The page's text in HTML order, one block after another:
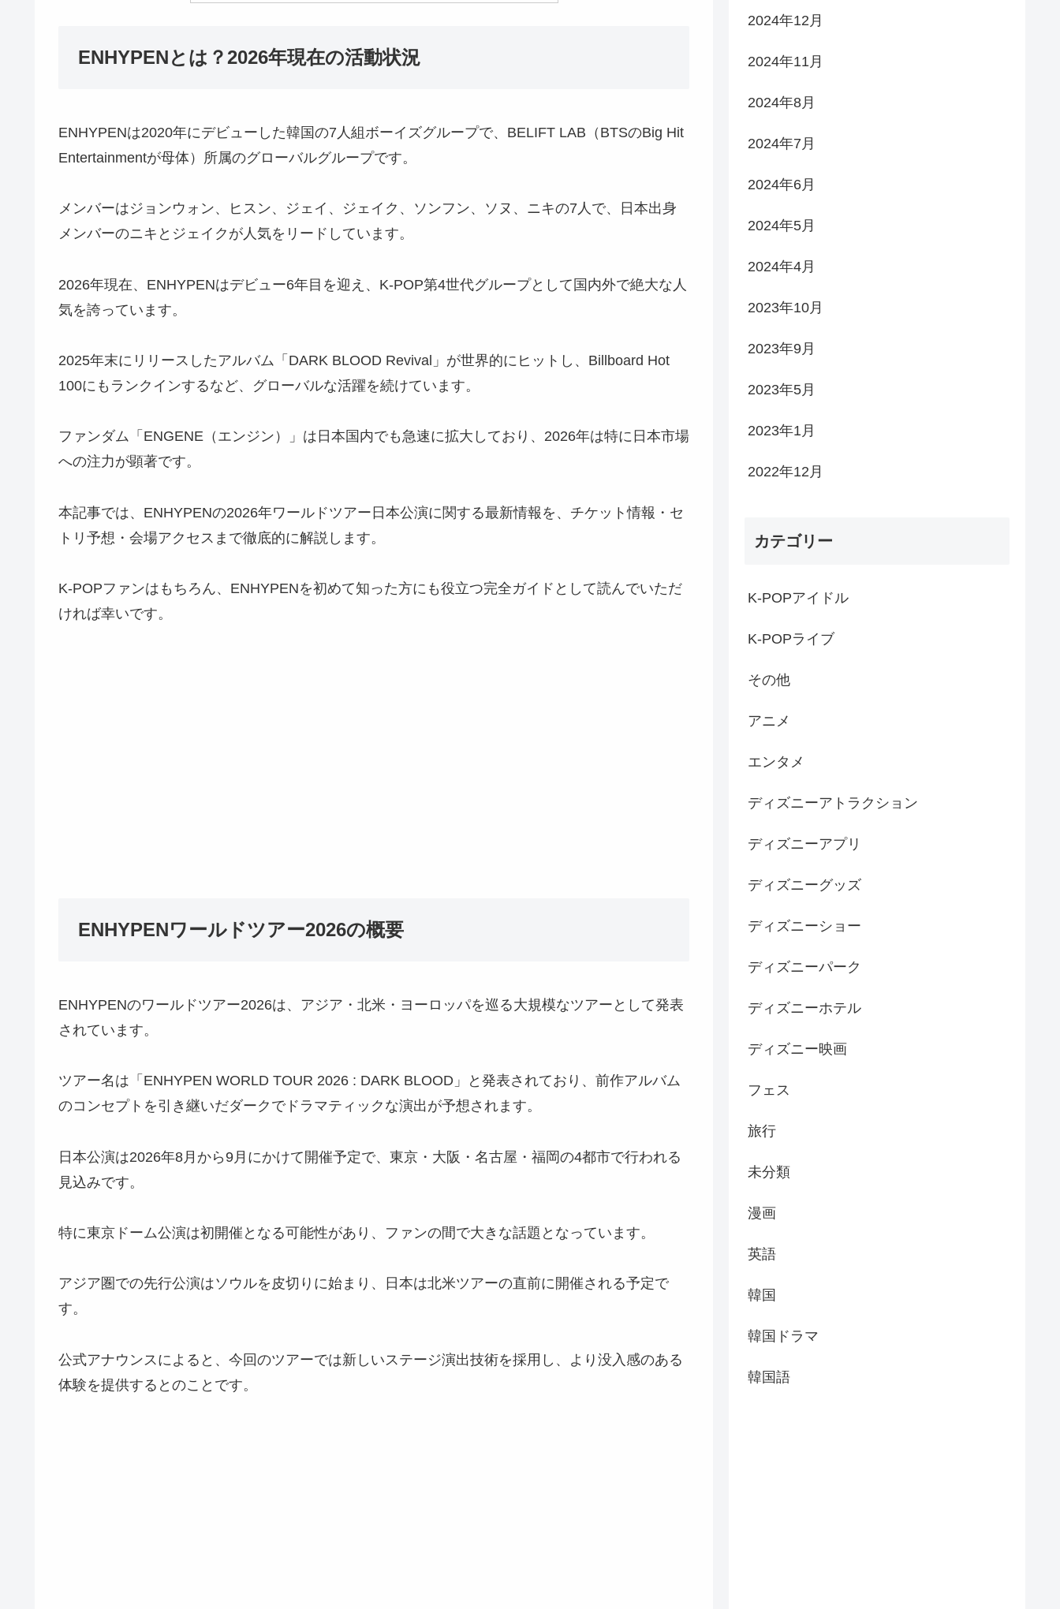
ENHYPENとは？2026年現在の活動状況
ENHYPENは2020年にデビューした韓国の7人組ボーイズグループで、BELIFT LAB（BTSのBig Hit
Entertainmentが母体）所属のグローバルグループです。
メンバーはジョンウォン、ヒスン、ジェイ、ジェイク、ソンフン、ソヌ、ニキの7人で、日本出身
メンバーのニキとジェイクが人気をリードしています。
2026年現在、ENHYPENはデビュー6年目を迎え、K-POP第4世代グループとして国内外で絶大な人
気を誇っています。
2025年末にリリースしたアルバム「DARK BLOOD Revival」が世界的にヒットし、Billboard Hot
100にもランクインするなど、グローバルな活躍を続けています。
ファンダム「ENGENE（エンジン）」は日本国内でも急速に拡大しており、2026年は特に日本市場
への注力が顕著です。
本記事では、ENHYPENの2026年ワールドツアー日本公演に関する最新情報を、チケット情報・セ
トリ予想・会場アクセスまで徹底的に解説します。
K-POPファンはもちろん、ENHYPENを初めて知った方にも役立つ完全ガイドとして読んでいただ
ければ幸いです。
ENHYPENワールドツアー2026の概要
ENHYPENのワールドツアー2026は、アジア・北米・ヨーロッパを巡る大規模なツアーとして発表
されています。
ツアー名は「ENHYPEN WORLD TOUR 2026 : DARK BLOOD」と発表されており、前作アルバム
のコンセプトを引き継いだダークでドラマティックな演出が予想されます。
日本公演は2026年8月から9月にかけて開催予定で、東京・大阪・名古屋・福岡の4都市で行われる
見込みです。
特に東京ドーム公演は初開催となる可能性があり、ファンの間で大きな話題となっています。
アジア圏での先行公演はソウルを皮切りに始まり、日本は北米ツアーの直前に開催される予定で
す。
公式アナウンスによると、今回のツアーでは新しいステージ演出技術を採用し、より没入感のある
体験を提供するとのことです。
2024年12月
2024年11月
2024年8月
2024年7月
2024年6月
2024年5月
2024年4月
2023年10月
2023年9月
2023年5月
2023年1月
2022年12月
カテゴリー
K-POPアイドル
K-POPライブ
その他
アニメ
エンタメ
ディズニーアトラクション
ディズニーアプリ
ディズニーグッズ
ディズニーショー
ディズニーパーク
ディズニーホテル
ディズニー映画
フェス
旅行
未分類
漫画
英語
韓国
韓国ドラマ
韓国語